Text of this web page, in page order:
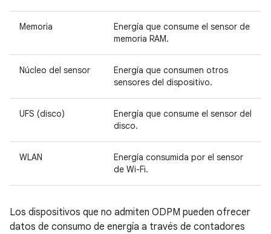
Memoria
Energía que consume el sensor de
memoria RAM.
Núcleo del sensor
Energía que consumen otros
sensores del dispositivo.
UFS (disco)
Energía que consume el sensor del
disco.
WLAN
Energía consumida por el sensor
de Wi-Fi.
Los dispositivos que no admiten ODPM pueden ofrecer
datos de consumo de energía a través de contadores